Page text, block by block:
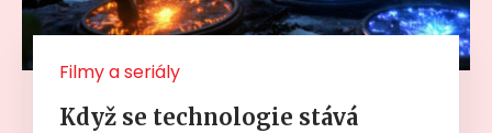
Filmy a seriály
Když se technologie stává